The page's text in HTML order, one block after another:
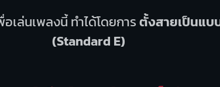
เล่นเพลงนี้ ทำได้โดยการตั้งสายเป็นแบ
(Standard E)